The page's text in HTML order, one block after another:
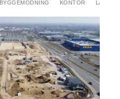
BYGGEMODNING KONTOR LAGER